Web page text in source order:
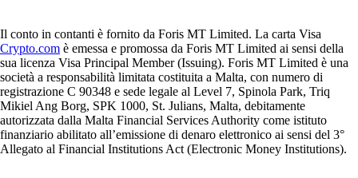
Il conto in contanti è fornito da Foris MT Limited. La carta Visa
Crypto.com è emessa e promossa da Foris MT Limited ai sensi della
sua licenza Visa Principal Member (Issuing). Foris MT Limited è una
società a responsabilità limitata costituita a Malta, con numero di
registrazione C 90348 e sede legale al Level 7, Spinola Park, Triq
Mikiel Ang Borg, SPK 1000, St. Julians, Malta, debitamente
autorizzata dalla Malta Financial Services Authority come istituto
finanziario abilitato all’emissione di denaro elettronico ai sensi del 3°
Allegato al Financial Institutions Act (Electronic Money Institutions).